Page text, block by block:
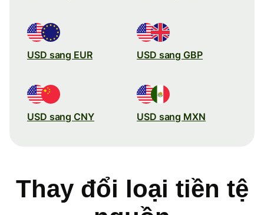
USD sang EUR USD sang GBP
USD sang CNY USD sang MXN
Thay đổi loại tiền tệ